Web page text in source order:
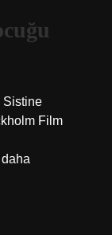
Sistine
Film